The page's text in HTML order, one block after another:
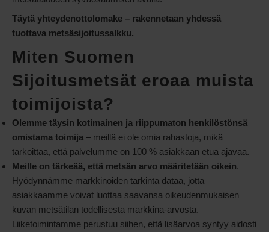
Täytä yhteydenottolomake – rakennetaan yhdessä
tuottava metsäsijoitussalkku.
Miten Suomen
Sijoitusmetsät eroaa muista
toimijoista?
Olemme täysin kotimainen ja riippumaton henkilöstönsä
omistama toimija – meillä ei ole omia rahastoja, mikä
tarkoittaa, että palvelumme on 100 % asiakkaan etua ajavaa.
Meille on tärkeää, että metsän arvo määritetään oikein.
Hyödynnämme markkinoiden tarkinta dataa, jotta
asiakkaamme voivat luottaa saavansa oikeudenmukaisen
kuvan metsätilan todellisesta markkina-arvosta.
Liiketoimintamme perustuu siihen, että lisäarvoa syntyy aidosti